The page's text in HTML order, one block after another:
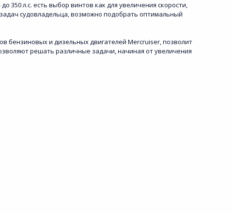
350 л.с. есть выбор винтов как для увеличения скорости,
судовладельца, возможно подобрать оптимальный
бензиновых и дизельных двигателей Mercruiser, позволит
решать различные задачи, начиная от увеличения